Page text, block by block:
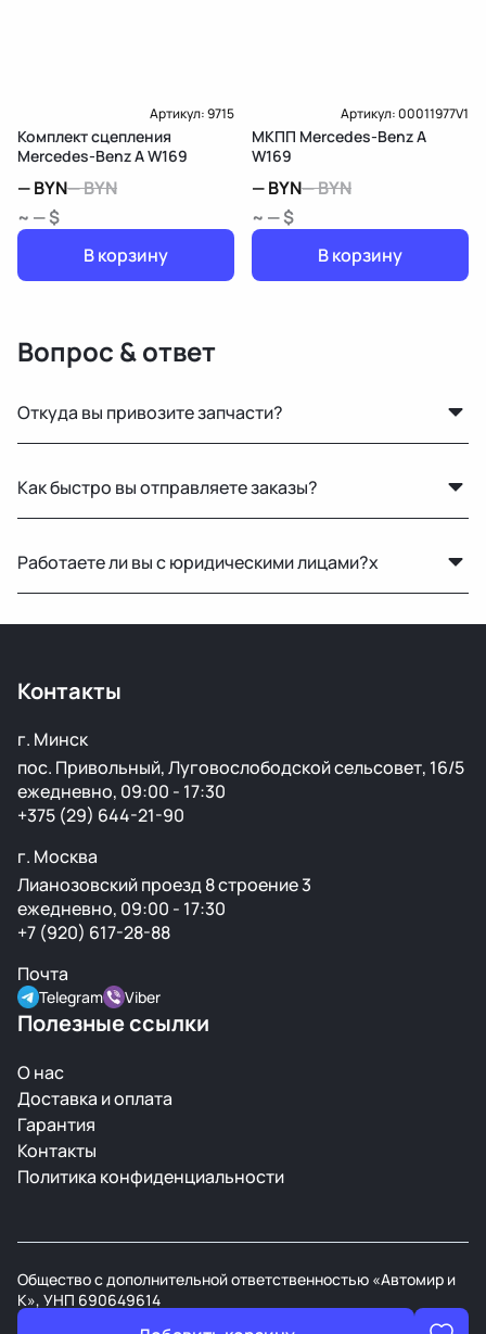
Артикул:9715
Комплект сцепления
Mercedes-Benz A W169
—BYN—BYN
~ — $
В корзину
Артикул:00011977V1
МКПП Mercedes-Benz A
W169
—BYN—BYN
~ — $
В корзину
Вопрос & ответ
Откуда вы привозите запчасти?
проверенных аукционах в Европе, США и арабских
странах. Все детали проходят визуальный осмотр и
Как быстро вы отправляете заказы?
страны доставка занимает от 1 до 5 дней в
зависимости от транспортной компании.
Работаете ли вы с юридическими лицами?x
Контакты
г. Минск
пос. Привольный, Луговослободской сельсовет, 16/5
ежедневно, 09:00 - 17:30
+375 (29) 644-21-90
г. Москва
Лианозовский проезд 8 строение 3
ежедневно, 09:00 - 17:30
+7 (920) 617-28-88
Почта
Telegram Viber
Полезные ссылки
О нас
Доставка и оплата
Гарантия
Контакты
Политика конфиденциальности
Общество с дополнительной ответственностью «Автомир и
К», УНП 690649614
В торговом реестре РБ с 21 марта 2008г.